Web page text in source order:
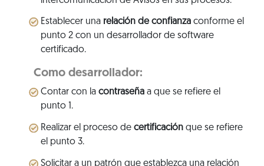
Establecer una relación de confianzaconforme el
punto 2 con un desarrollador de software
certificado.
Como desarrollador:
Contar con la contraseñaa que se refiere el
punto 1.
Realizar el proceso de certificaciónque se refiere
el punto 3.
Solicitar a un patrón que establezca una relación